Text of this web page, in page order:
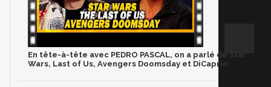
En tête-à-tête avec PEDRO PASCAL, on a parlé de Star
Wars, Last of Us, Avengers Doomsday et DiCaprio